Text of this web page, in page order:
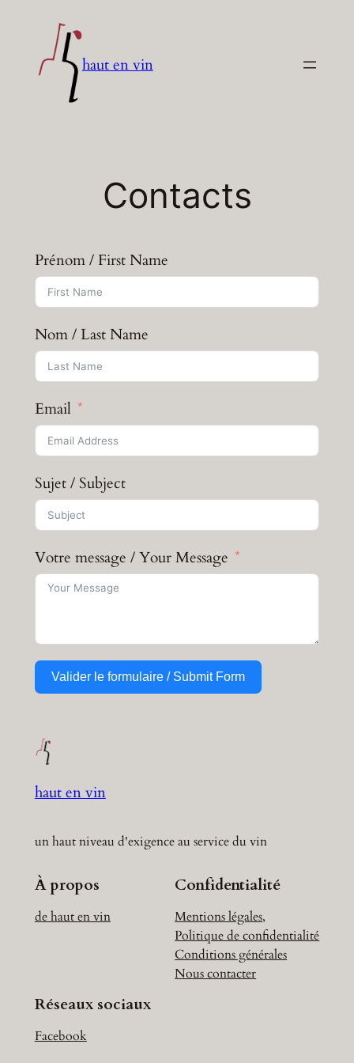
contenu
haut en vin
Contacts
Prénom / First Name
Nom / Last Name
Email
Sujet / Subject
Votre message / Your Message
Valider le formulaire / Submit Form
haut en vin
un haut niveau d'exigence au service du vin
À propos
de haut en vin
Confidentialité
Mentions légales,
Politique de confidentialité
Conditions générales
Nous contacter
Réseaux sociaux
Facebook